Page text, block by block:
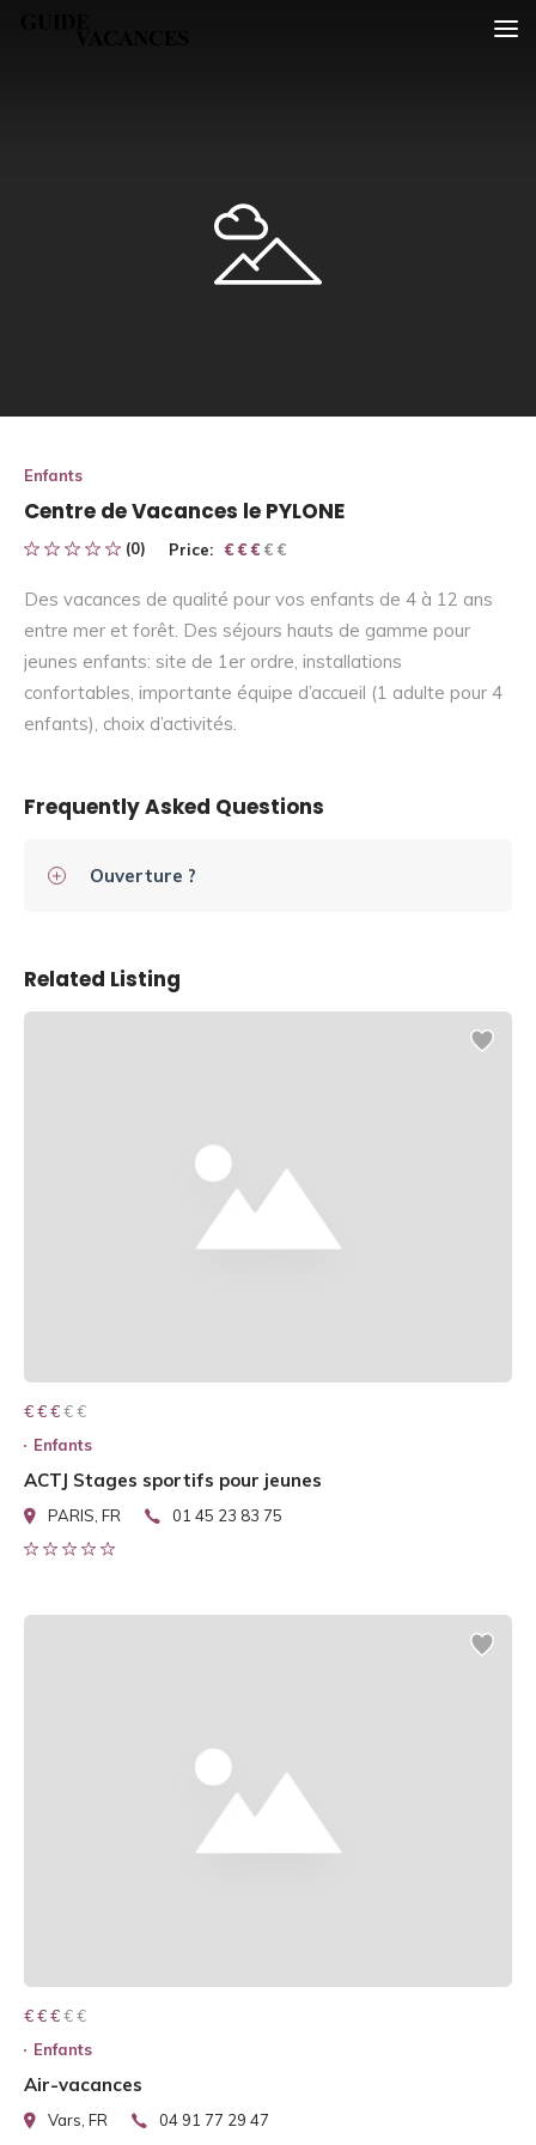
Enfants
Centre de Vacances le PYLONE
(0) Price: € € € € €
€ € €
Des vacances de qualité pour vos enfants de 4 à 12 ans
entre mer et forêt. Des séjours hauts de gamme pour
jeunes enfants: site de 1er ordre, installations
confortables, importante équipe d’accueil (1 adulte pour 4
enfants), choix d’activités.
Frequently Asked Questions
Ouverture ?
Related Listing
€ € € € €
€ € €
Enfants
ACTJ Stages sportifs pour jeunes
PARIS, FR 01 45 23 83 75
€ € € € €
€ € €
Enfants
Air-vacances
Vars, FR 04 91 77 29 47